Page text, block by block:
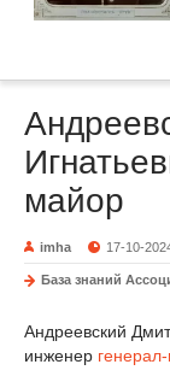
майор
imha 17-10-
База знаний
Андреевский
инженер